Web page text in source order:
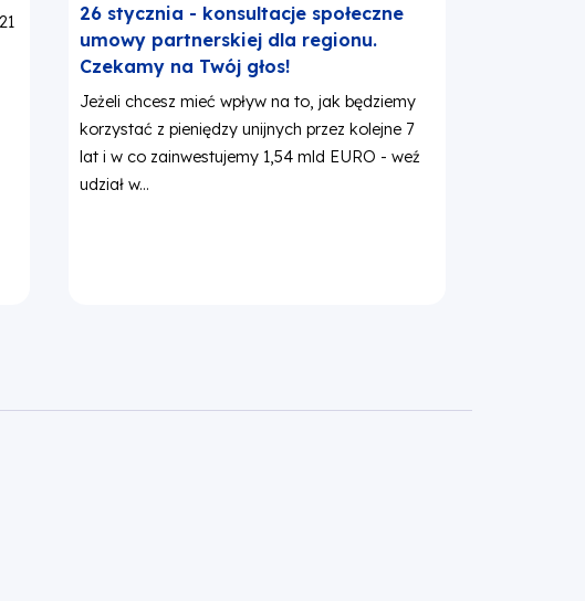
26 stycznia - konsultacje społeczne
umowy partnerskiej dla regionu.
Czekamy na Twój głos!
Jeżeli chcesz mieć wpływ na to, jak będziemy
korzystać z pieniędzy unijnych przez kolejne 7
lat i w co zainwestujemy 1,54 mld EURO - weź
udział w...